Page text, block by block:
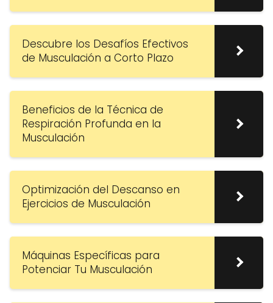
Descubre los Desafíos Efectivos
de Musculación a Corto Plazo
Beneficios de la Técnica de
Respiración Profunda en la
Musculación
Optimización del Descanso en
Ejercicios de Musculación
Máquinas Específicas para
Potenciar Tu Musculación